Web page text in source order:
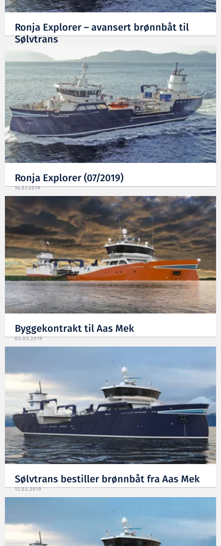
Ronja Explorer – avansert brønnbåt til
Sølvtrans
Ronja Explorer (07/2019)
16.07.2019
Byggekontrakt til Aas Mek
05.03.2019
Sølvtrans bestiller brønnbåt fra Aas Mek
12.02.2019